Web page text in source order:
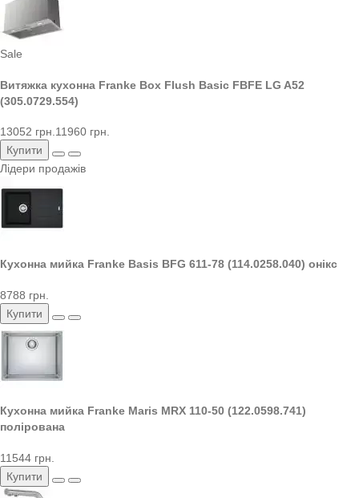
Sale
Витяжка кухонна Franke Box Flush Basic FBFE LG A52
(305.0729.554)
13052 грн.11960 грн.
Купити
Лідери продажів
Кухонна мийка Franke Basis BFG 611-78 (114.0258.040) онікс
8788 грн.
Купити
Кухонна мийка Franke Maris MRX 110-50 (122.0598.741)
полірована
11544 грн.
Купити